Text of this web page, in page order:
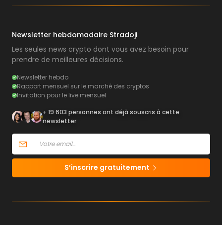
Newsletter hebdomadaire Stradoji
Les seules news crypto dont vous avez besoin pour
prendre de meilleures décisions.
Newsletter hebdo
Rapport mensuel sur le marché des cryptos
Invitation pour le live mensuel
+ 19 603 personnes ont déjà souscris à cette
newsletter
S’inscrire gratuitement